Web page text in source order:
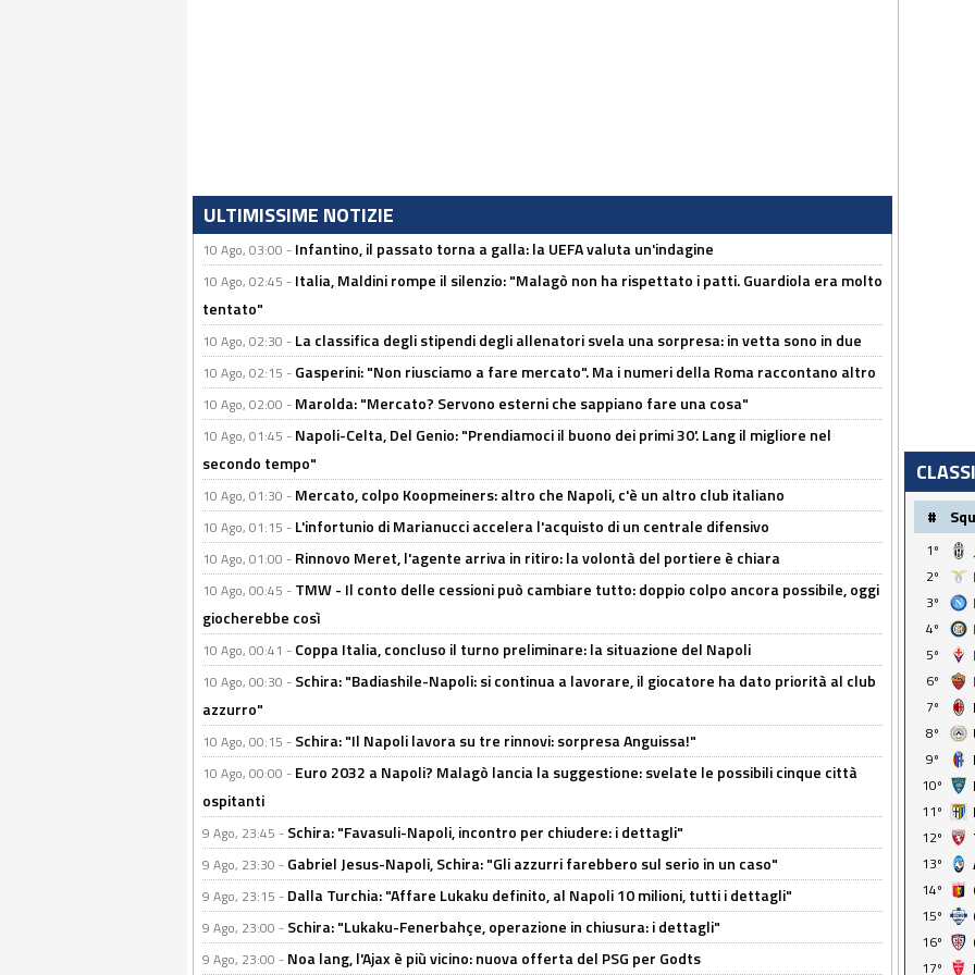
ULTIMISSIME NOTIZIE
10 Ago, 03:00 - Infantino, il passato torna a galla: la UEFA valuta un'indagine
10 Ago, 02:45 - Italia, Maldini rompe il silenzio: "Malagò non ha rispettato i patti. Guardiola era molto
tentato"
10 Ago, 02:30 - La classifica degli stipendi degli allenatori svela una sorpresa: in vetta sono in due
10 Ago, 02:15 - Gasperini: "Non riusciamo a fare mercato". Ma i numeri della Roma raccontano altro
10 Ago, 02:00 - Marolda: "Mercato? Servono esterni che sappiano fare una cosa"
10 Ago, 01:45 - Napoli-Celta, Del Genio: "Prendiamoci il buono dei primi 30'. Lang il migliore nel
secondo tempo"
10 Ago, 01:30 - Mercato, colpo Koopmeiners: altro che Napoli, c'è un altro club italiano
10 Ago, 01:15 - L'infortunio di Marianucci accelera l'acquisto di un centrale difensivo
10 Ago, 01:00 - Rinnovo Meret, l'agente arriva in ritiro: la volontà del portiere è chiara
10 Ago, 00:45 - TMW - Il conto delle cessioni può cambiare tutto: doppio colpo ancora possibile, oggi
giocherebbe così
10 Ago, 00:41 - Coppa Italia, concluso il turno preliminare: la situazione del Napoli
10 Ago, 00:30 - Schira: "Badiashile-Napoli: si continua a lavorare, il giocatore ha dato priorità al club
azzurro"
10 Ago, 00:15 - Schira: "Il Napoli lavora su tre rinnovi: sorpresa Anguissa!"
10 Ago, 00:00 - Euro 2032 a Napoli? Malagò lancia la suggestione: svelate le possibili cinque città
ospitanti
9 Ago, 23:45 - Schira: "Favasuli-Napoli, incontro per chiudere: i dettagli"
9 Ago, 23:30 - Gabriel Jesus-Napoli, Schira: "Gli azzurri farebbero sul serio in un caso"
9 Ago, 23:15 - Dalla Turchia: "Affare Lukaku definito, al Napoli 10 milioni, tutti i dettagli"
9 Ago, 23:00 - Schira: "Lukaku-Fenerbahçe, operazione in chiusura: i dettagli"
9 Ago, 23:00 - Noa lang, l'Ajax è più vicino: nuova offerta del PSG per Godts
#
1º
2º
3º
4º
5º
6º
7º
8º
9º
10º
11º
12º
13º
14º
15º
16º
17º